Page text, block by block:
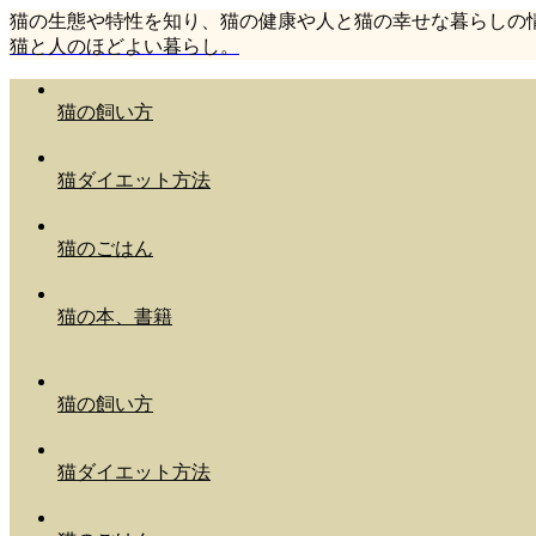
猫の生態や特性を知り、猫の健康や人と猫の幸せな暮らしの
猫と人のほどよい暮らし。
猫の飼い方
猫ダイエット方法
猫のごはん
猫の本、書籍
猫の飼い方
猫ダイエット方法